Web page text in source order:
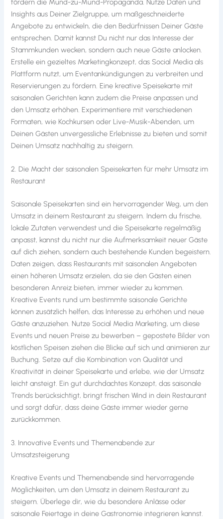
fördern die Mund-zu-Mund-Propaganda. Nutze Daten und
Insights aus Deiner Zielgruppe, um maßgeschneiderte
Angebote zu entwickeln, die den Bedürfnissen Deiner Gäste
entsprechen. Damit kannst Du nicht nur das Interesse der
Stammkunden wecken, sondern auch neue Gäste anlocken.
Erstelle ein gezieltes Marketingkonzept, das Social Media als
Plattform nutzt, um Eventankündigungen zu verbreiten und
Reservierungen zu fördern. Eine kreative Speisekarte mit
saisonalen Gerichten kann zudem die Preise anpassen und
den Umsatz erhöhen. Experimentiere mit verschiedenen
Formaten, wie Kochkursen oder Live-Musik-Abenden, um
Deinen Gästen unvergessliche Erlebnisse zu bieten und somit
Deinen Umsatz nachhaltig zu steigern.
2. Die Macht der saisonalen Speisekarten für mehr Umsatz im
Restaurant
Saisonale Speisekarten sind ein hervorragender Weg, um den
Umsatz in deinem Restaurant zu steigern. Indem du frische,
lokale Zutaten verwendest und die Speisekarte regelmäßig
anpasst, kannst du nicht nur die Aufmerksamkeit neuer Gäste
auf dich ziehen, sondern auch bestehende Kunden begeistern.
Daten zeigen, dass Restaurants mit saisonalen Angeboten
einen höheren Umsatz erzielen, da sie den Gästen einen
besonderen Anreiz bieten, immer wieder zu kommen.
Kreative Events rund um bestimmte saisonale Gerichte
können zusätzlich helfen, das Interesse zu erhöhen und neue
Gäste anzuziehen. Nutze Social Media Marketing, um diese
Events und neuen Preise zu bewerben – gepostete Bilder von
köstlichen Speisen ziehen die Blicke auf sich und animieren zur
Buchung. Setze auf die Kombination von Qualität und
Kreativität in deiner Speisekarte und erlebe, wie der Umsatz
leicht ansteigt. Ein gut durchdachtes Konzept, das saisonale
Trends berücksichtigt, bringt frischen Wind in dein Restaurant
und sorgt dafür, dass deine Gäste immer wieder gerne
zurückkommen.
3. Innovative Events und Themenabende zur
Umsatzsteigerung
Kreative Events und Themenabende sind hervorragende
Möglichkeiten, um den Umsatz in deinem Restaurant zu
steigern. Überlege dir, wie du besondere Anlässe oder
saisonale Feiertage in deine Gastronomie integrieren kannst.